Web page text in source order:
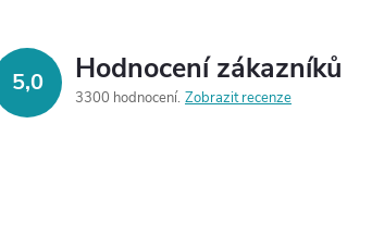
5,0 Hodnocení zákazníků
3300 hodnocení Zobrazit recenze